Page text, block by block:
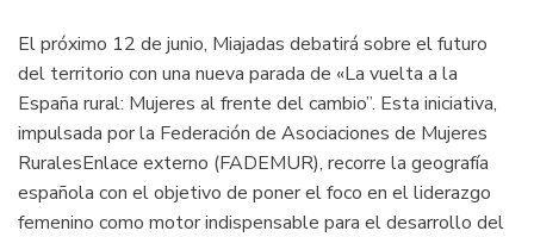
El próximo 12 de junio, Miajadas debatirá sobre el futuro
del territorio con una nueva parada de «La vuelta a la
España rural: Mujeres al frente del cambio”. Esta iniciativa,
impulsada por la Federación de Asociaciones de Mujeres
RuralesEnlace externo (FADEMUR), recorre la geografía
española con el objetivo de poner el foco en el liderazgo
femenino como motor indispensable para el desarrollo del